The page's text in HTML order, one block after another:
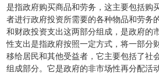
是指政府购买商品和劳务，这主要包括购
者进行政府投资所需要的各种物品和劳务
和财政投资支出这两部分组成，是政府的
性支出是指政府按照一定方式，将一部分
移给居民和其他受益者，它主要包括了社
组成部分。它是政府的非市场性再分配活